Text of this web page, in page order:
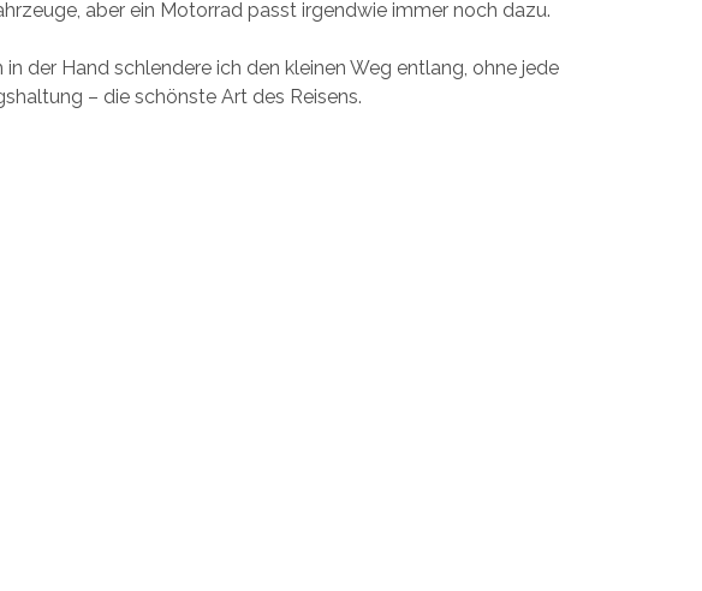
aber ein Motorrad passt irgendwie immer noch dazu.
in der Hand schlendere ich den kleinen Weg entlang, ohne jede
– die schönste Art des Reisens.